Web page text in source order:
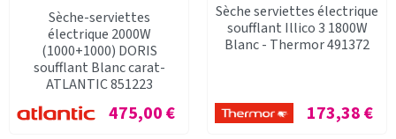
Sèche-serviettes
électrique 2000W
(1000+1000) DORIS
soufflant Blanc carat-
ATLANTIC 851223
Prix
475,00 €
Sèche serviettes électrique
soufflant Illico 3 1800W
Blanc - Thermor 491372
Prix
173,38 €